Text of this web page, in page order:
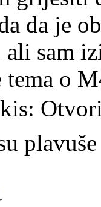
da je
sam
tema o